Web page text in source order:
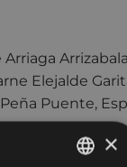
Elejalde
Puente,
×